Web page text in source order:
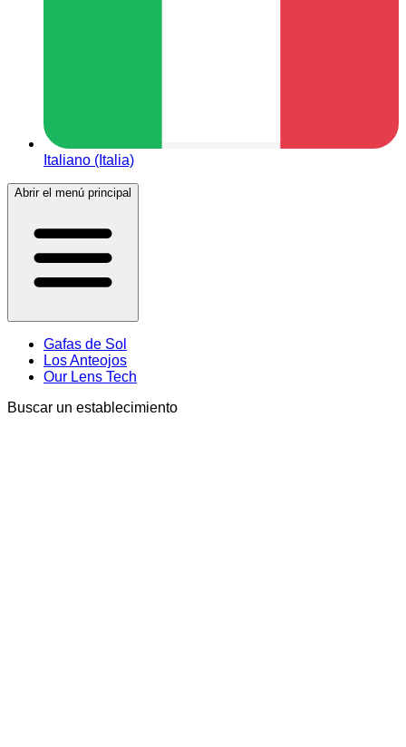
Italiano (Italia)
Abrir el menú principal
Gafas de Sol
Los Anteojos
Our Lens Tech
Buscar un establecimiento